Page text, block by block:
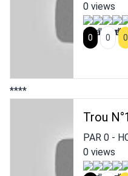
0 views
0
0 0
****
Trou
PAR 0-
0 views